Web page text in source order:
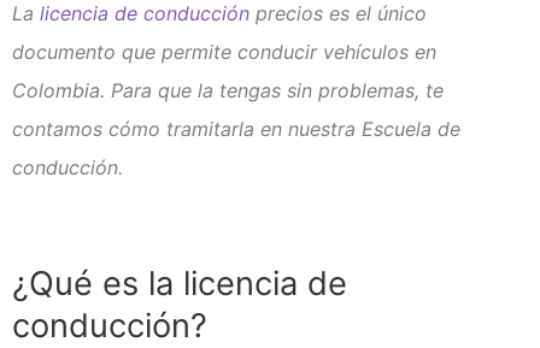
Curso Licencia de Conducción
C1: Vehículo de Servicio Público
Curso de Conducción A2 +
B1(Carro y Moto)
Curso de Conducción A2 +
Recategorización B1 a C1
(Vehículo Servicio Publico)
Recategorización C1 a C2
La licencia de conducción precios es el único
documento que permite conducir vehículos en
Colombia. Para que la tengas sin problemas, te
contamos cómo tramitarla en nuestra Escuela de
conducción.
¿Qué es la licencia de
conducción?